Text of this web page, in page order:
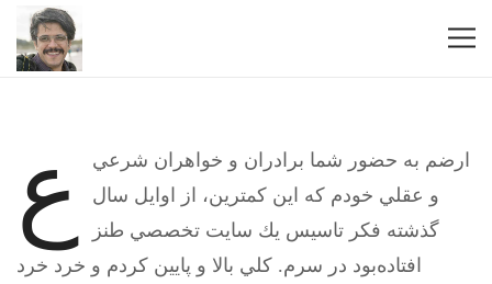
ع
ارضم به حضور شما برادران و خواهران شرعي
و عقلي خودم كه اين كمترين، از اوايل سال
گذشته فكر تاسيس يك سايت تخصصي طنز
افتاده‌بود در سرم. كلي بالا و پايين كردم و خرد خرد